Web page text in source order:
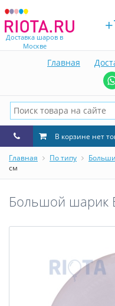
Доставка шаров в
Москве
Главная
В корзине нет
Главная По типу
см
Большой шарик